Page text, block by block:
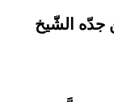
جدّه الشّيخ